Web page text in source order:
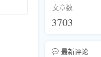
文章数
3703
最新评论